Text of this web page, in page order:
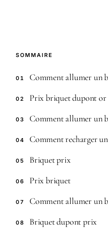
SOMMAIRE
01 Comment allumer un
02 Prix briquet dupont or
03 Comment allumer un
04 Comment recharger
05 Briquet prix
06 Prix briquet
07 Comment allumer un
08 Briquet dupont prix